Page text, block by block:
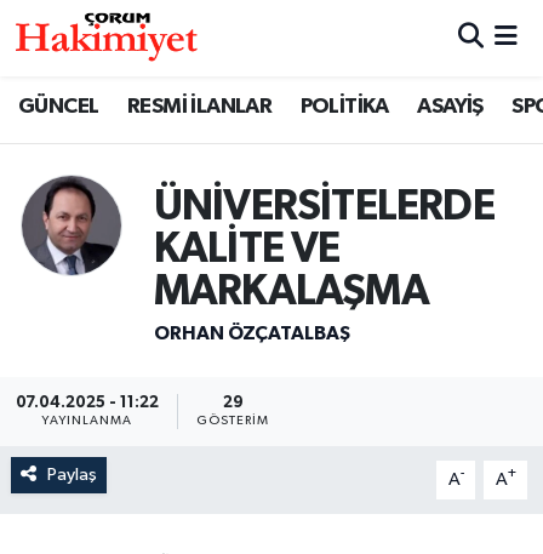
GÜNCEL RESMİ İLANLAR POLİTİKA ASAYİŞ
ÜNİVERSİTELERDE
KALİTE VE
MARKALAŞMA
ORHAN ÖZÇATALBAŞ
07.04.2025 - 11:22
YAYINLANMA
29
GÖSTERIM
Paylaş A- A+
SAĞLIK
ASAYİŞ
EKONOMİ
GÜNCEL
AKTÜEL
Nöbetçi Eczaneler
Çorum Namaz Vakitleri
Trafik Durumu
Süper Lig Puan Durumu ve Fikstür
Tüm Manşetler
Son Dakika Haberleri